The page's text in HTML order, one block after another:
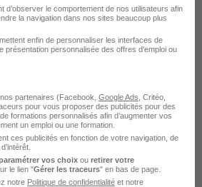
Temps partiel
H/F
d’observer le comportement de nos utilisateurs afin
la navigation dans nos sites beaucoup plus
enfin de personnaliser les interfaces de
présentation personnalisée des offres d'emploi ou
nos partenaires (Facebook, Google Ads , Critéo,
pour vous proposer des publicités pour des
formations personnalisés afin d’augmenter vos
un emploi ou une formation.
ces publicités en fonction de votre navigation, de
vos choix ou retirer votre
le lien "Gérer les traceurs" en bas de page.
notre Politique de confidentialité et notre